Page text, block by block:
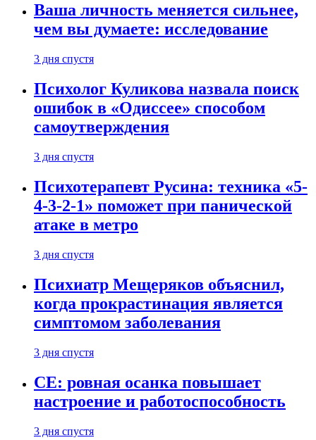
Ваша личность меняется сильнее,
чем вы думаете: исследование
3 дня спустя
Психолог Куликова назвала поиск
ошибок в «Одиссее» способом
самоутверждения
3 дня спустя
Психотерапевт Русина: техника «5-
4-3-2-1» поможет при панической
атаке в метро
3 дня спустя
Психиатр Мещеряков объяснил,
когда прокрастинация является
симптомом заболевания
3 дня спустя
CE: ровная осанка повышает
настроение и работоспособность
3 дня спустя